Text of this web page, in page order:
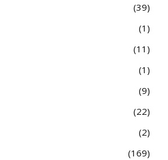
39
1
11
1
9
22
2
169